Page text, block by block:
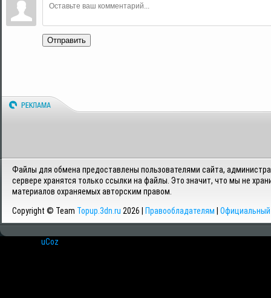
Отправить
Файлы для обмена предоставлены пользователями сайта,
сервере хранятся только ссылки на файлы. Это значит, что мы не
материалов охраняемых авторским правом.
Copyright © Team Topup.3dn.ru 2026 | Правообладателям Официальный
uCoz